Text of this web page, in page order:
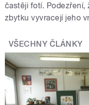
častěji fotí. Podezření,
zbytku vyvracejí jeho
VŠECHNY ČLÁNKY